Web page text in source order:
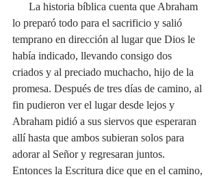
lo preparó todo para el sacrificio y salió
temprano en dirección al lugar que Dios le
había indicado, llevando consigo dos
criados y al preciado muchacho, hijo de la
promesa. Después de tres días de camino, al
fin pudieron ver el lugar desde lejos y
Abraham pidió a sus siervos que esperaran
allí hasta que ambos subieran solos para
adorar al Señor y regresaran juntos.
Entonces la Escritura dice que en el camino,